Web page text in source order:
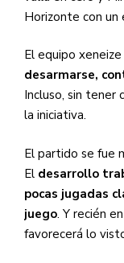
Horizonte con un
El equipo
desarmarse,
Incluso, sin tener
la iniciativa.
El partido se fue
El desarrollo
pocas jugadas
juego. Y recién
favorecerá lo